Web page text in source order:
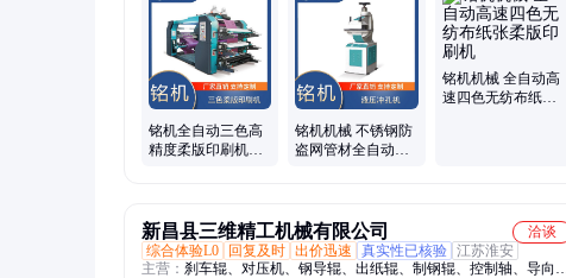
机、立体烫把机、液压冲孔机、立体袋制袋机、手提袋烫把机、无纺
布花边机、无纺布横切机、无纺布横切烫把一体机、无纺布制袋机、
五合一制袋机、环保袋制袋机、多功能制袋机、翻袋制袋机、无纺布
袋生产线、穿绳袋制袋机、手提袋制袋机
铭机全自动三色高
精度柔版印刷机卷
铭机机械 不锈钢防
盗网管材全自动数
铭机机械 全自动高
速四色无纺布纸张
新昌县三维精工机械有限公司
洽谈
综合体验L0
回复及时 出价迅速 真实性已核验 江苏淮安
主营： 刹车辊、对压机、钢导辊、出纸辊、制钢辊、控制轴、导向